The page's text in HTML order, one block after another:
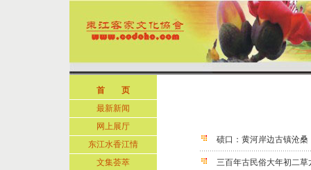
首 页
最新新闻
网上展厅
东江水香江情
文集荟萃
碛口：黄河岸边古镇沧桑
三百年古民俗大年初二草